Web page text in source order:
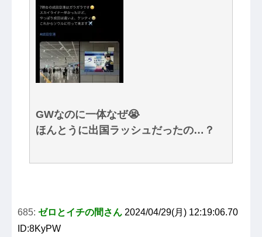
GWなのに一体なぜ😭
ほんとうに出国ラッシュだったの…？
685: ゼロとイチの間さん 2024/04/29(月) 12:19:06.70
ID:8KyPW